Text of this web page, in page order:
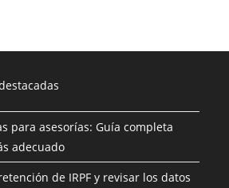
para asesorías: Guía completa
adecuado
de IRPF y revisar los datos